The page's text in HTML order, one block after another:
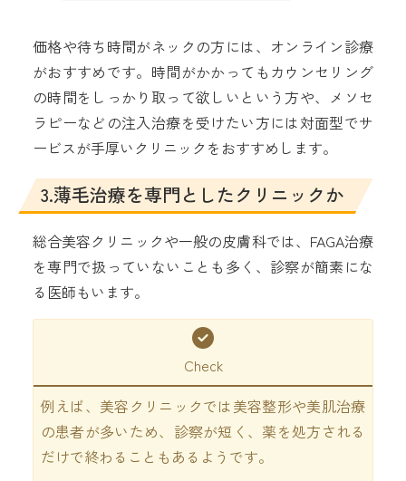
価格や待ち時間がネックの方には、オンライン診療
がおすすめです。時間がかかってもカウンセリング
の時間をしっかり取って欲しいという方や、メソセ
ラピーなどの注入治療を受けたい方には対面型でサ
ービスが手厚いクリニックをおすすめします。
3.薄毛治療を専門としたクリニックか
総合美容クリニックや一般の皮膚科では、FAGA治療
を専門で扱っていないことも多く、診察が簡素にな
る医師もいます。
Check
例えば、美容クリニックでは美容整形や美肌治療
の患者が多いため、診察が短く、薬を処方される
だけで終わることもあるようです。